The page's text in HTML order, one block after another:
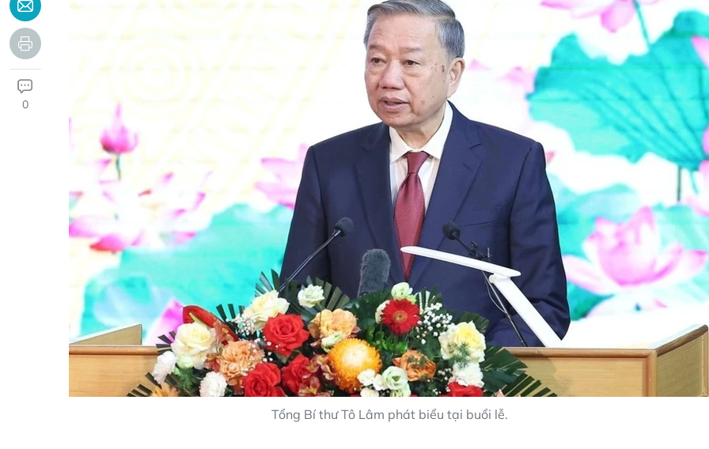
0
Tổng Bí thư Tô Lâm phát biểu tại buổi lễ.